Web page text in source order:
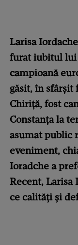
Larisa
furat iubitul lui
campioană
găsit, în sfârșit
Chiriță, fost
Constanța la
asumat public
eveniment,
Ioradche a
Recent, Larisa
ce calități și